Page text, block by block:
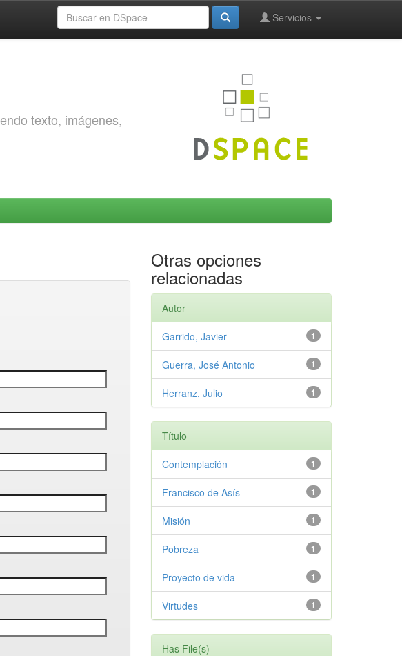
Servicios
texto, imágenes,
Otras opciones
relacionadas
Autor
1
Garrido, Javier
1
Guerra, José Antonio
1
Herranz, Julio
Título
1
Contemplación
1
Francisco de Asís
1
Misión
1
Pobreza
1
Proyecto de vida
1
Virtudes
Has File(s)